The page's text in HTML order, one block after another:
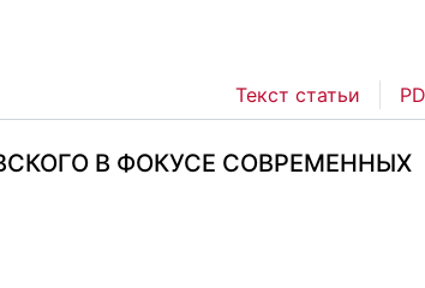
Текст статьи
В ФОКУСЕ СОВРЕМЕННЫХ